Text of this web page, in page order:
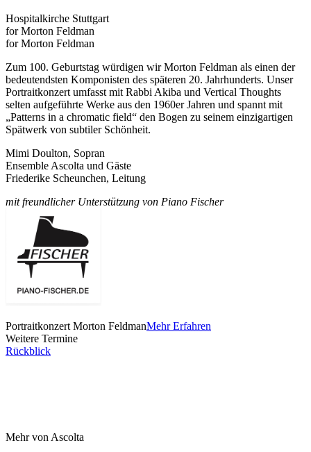
Hospitalkirche Stuttgart
for Morton Feldman
for Morton Feldman
Zum 100. Geburtstag würdigen wir Morton Feldman als einen der
bedeutendsten Komponisten des späteren 20. Jahrhunderts. Unser
Portraitkonzert umfasst mit Rabbi Akiba und Vertical Thoughts
selten aufgeführte Werke aus den 1960er Jahren und spannt mit
„Patterns in a chromatic field“ den Bogen zu seinem einzigartigen
Spätwerk von subtiler Schönheit.
Mimi Doulton, Sopran
Ensemble Ascolta und Gäste
Friederike Scheunchen, Leitung
mit freundlicher Unterstützung von Piano Fischer
Portraitkonzert Morton FeldmanMehr Erfahren
Weitere Termine
Rückblick
Mehr von Ascolta